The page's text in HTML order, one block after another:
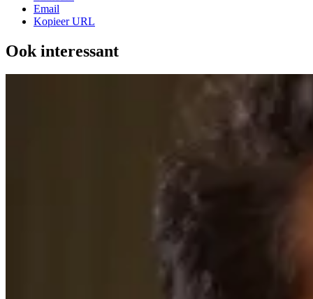
Email
Kopieer URL
Ook interessant